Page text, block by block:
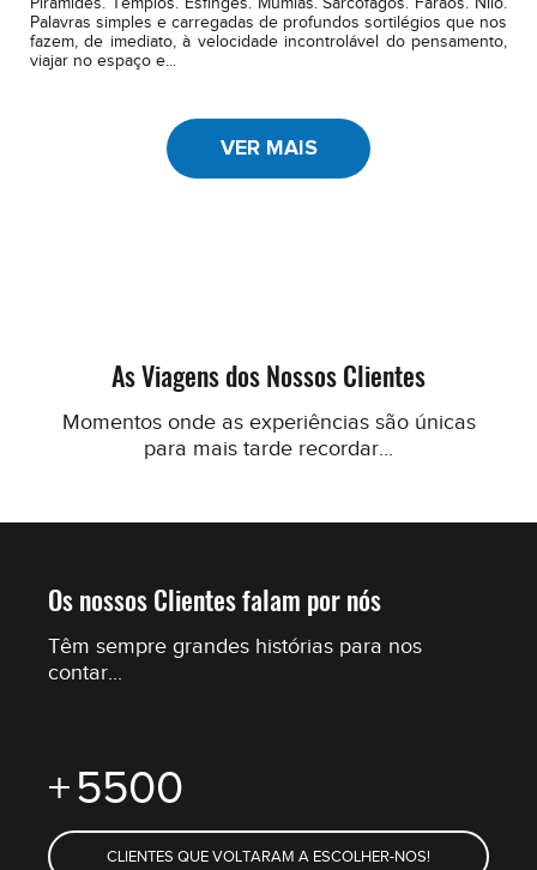
Palavras simples e carregadas de profundos sortilégios que nos
fazem, de imediato, à velocidade incontrolável do pensamento,
viajar no espaço e...
VER MAIS
As Viagens dos Nossos Clientes
Momentos onde as experiências são únicas
para mais tarde recordar...
Os nossos Clientes falam por nós
Têm sempre grandes histórias para nos
contar...
+5500
CLIENTES QUE VOLTARAM A ESCOLHER-NOS!